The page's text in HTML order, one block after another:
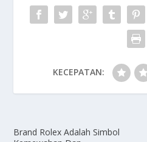
KECEPATAN:
Brand Rolex Adalah Simbol